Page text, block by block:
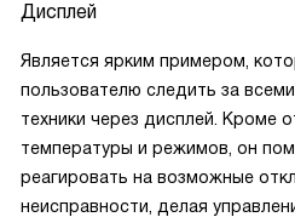
Дисплей
Является ярким примером,
пользователю следить за
техники через дисплей. Кроме
температуры и режимов, он
реагировать на возможные
неисправности, делая